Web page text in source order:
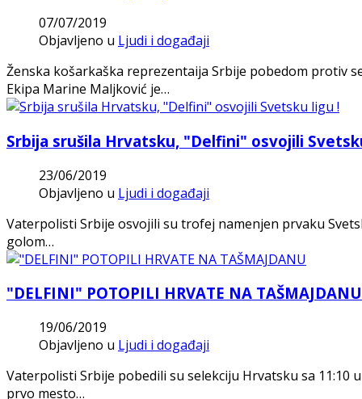
07/07/2019
Objavljeno u Ljudi i događaji
Ženska košarkaška reprezentaija Srbije pobedom protiv
Ekipa Marine Maljković je…
Srbija srušila Hrvatsku, "Delfini" osvojili
23/06/2019
Objavljeno u Ljudi i događaji
Vaterpolisti Srbije osvojili su trofej namenjen prvaku
golom…
"DELFINI" POTOPILI HRVATE NA TAŠMAJDANU
19/06/2019
Objavljeno u Ljudi i događaji
Vaterpolisti Srbije pobedili su selekciju Hrvatsku sa
prvo mesto…